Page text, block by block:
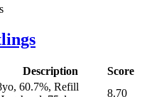
Description
Score
60.7%, Refill
8.70